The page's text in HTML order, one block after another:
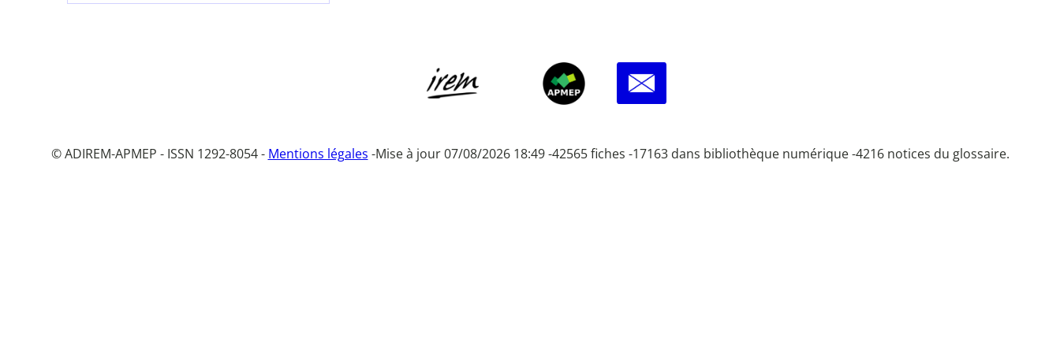
© ADIREM-APMEP - ISSN 1292-8054 - Mentions légales -Mise à jour 07/08/2026 18:49 -42565 fiches -17163 dans bibliothèque numérique -4216 notices du glossaire.